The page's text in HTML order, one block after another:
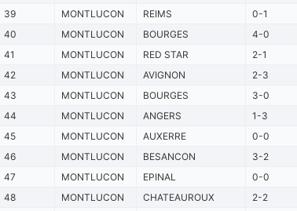
39
MONTLUCON REIMS 0-1
40
MONTLUCON BOURGES 4-0
41
MONTLUCON RED STAR 2-1
42
MONTLUCON AVIGNON 2-3
43
MONTLUCON BOURGES 3-0
44
MONTLUCON ANGERS 1-3
45
MONTLUCON AUXERRE 0-0
46
MONTLUCON BESANCON 3-2
47
MONTLUCON EPINAL 0-0
48
MONTLUCON CHATEAUROUX 2-2